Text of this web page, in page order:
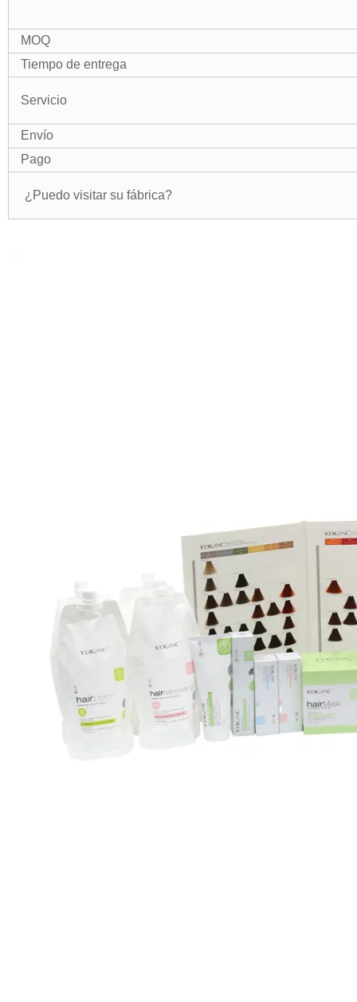
MOQ
Tiempo de entrega
Servicio
Envío
Pago
¿Puedo visitar su fábrica?